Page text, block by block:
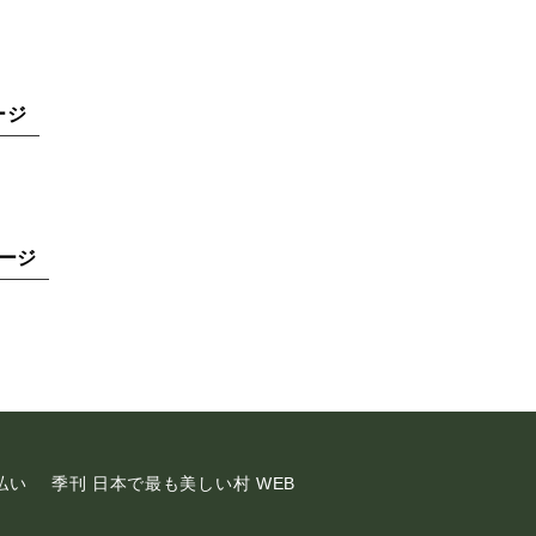
ジ
ジ
い 季刊 日本で最も美しい村 WEB